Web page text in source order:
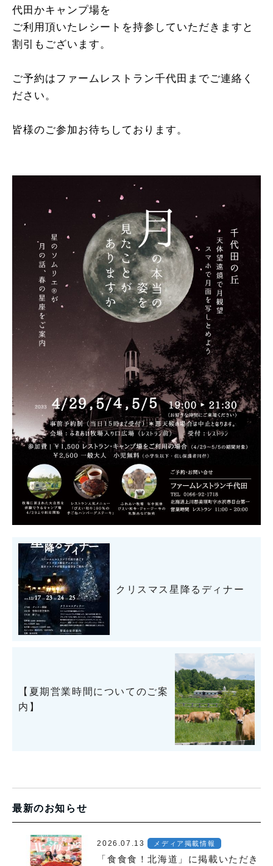
代田かキャンプ場を
ご利用頂いたレシートを持参していただきますと
割引もございます。
ご予約はファームレストラン千代田までご連絡く
ださい。
皆様のご参加お待ちしております。
クリスマス星降るディナー
【夏期営業時間についてのご案
内】
最新のお知らせ
2026.07.13 メディア掲載情報
「食食食！北海道」に掲載いただき